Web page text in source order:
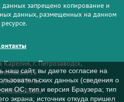
данных запрещено копирование и
данных, размещенных на данном
ресурсе.
г. Петрозаводск,
15
59–93–33
ptz.ru
наш сайт, вы даете согласие на
данных (сведения о
ОС; тип и версия Браузера; тип
экрана; источник откуда пришел